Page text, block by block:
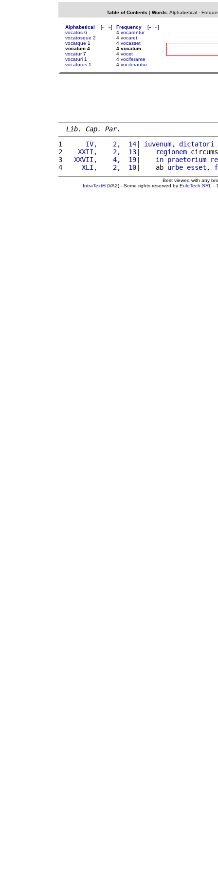
Table of Contents | Words: Alphabetical-
Alphabetical [« »]
vocatos 6
vocatosque 2
vocatque 1
vocatum 4
vocatur7
vocaturi 1
vocaturos 1
Frequency [« »]
4 vocarentur
4 vocaret
4 vocasset
4 vocatum
4 vocet
4 vociferante
4 vociferantur
Lib. Cap. Par.
1
     IV,    2,  14
| iuvenum, dictatori
2
   XXII,    2,  13
| regionem
3
  XXVII,    4,  19
| in praetorium
4
    XLI,    2,  10
|    ab urbe esset ,
Best viewed with any
IntraText®(VA2) - Some rights reserved by EuloTech SRL -